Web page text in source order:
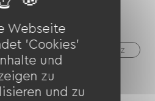
Geeigneter Parkplatz
Toiletten
Webseite
'Cookies'
und
zu
und zu